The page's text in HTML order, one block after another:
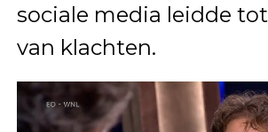
sociale media leidde
van klachten.